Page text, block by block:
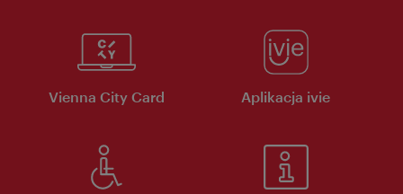
Vienna City Card Aplikacja ivie